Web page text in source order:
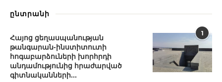
ընտրանի
1
Հայոց ցեղասպանության
թանգարան-ինստիտուտի
հոգաբարձուների խորհրդի
անդամությունից հրաժարված
գիտնականների...